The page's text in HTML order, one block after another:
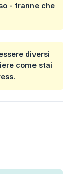
- tranne che
diversi
come stai